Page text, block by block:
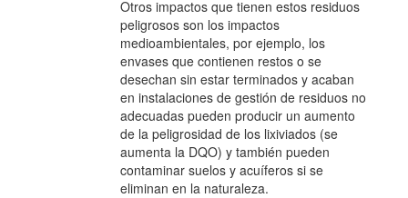
Otros impactos que tienen estos residuos
peligrosos son los impactos
medioambientales, por ejemplo, los
envases que contienen restos o se
desechan sin estar terminados y acaban
en instalaciones de gestión de residuos no
adecuadas pueden producir un aumento
de la peligrosidad de los lixiviados (se
aumenta la DQO) y también pueden
contaminar suelos y acuíferos si se
eliminan en la naturaleza.